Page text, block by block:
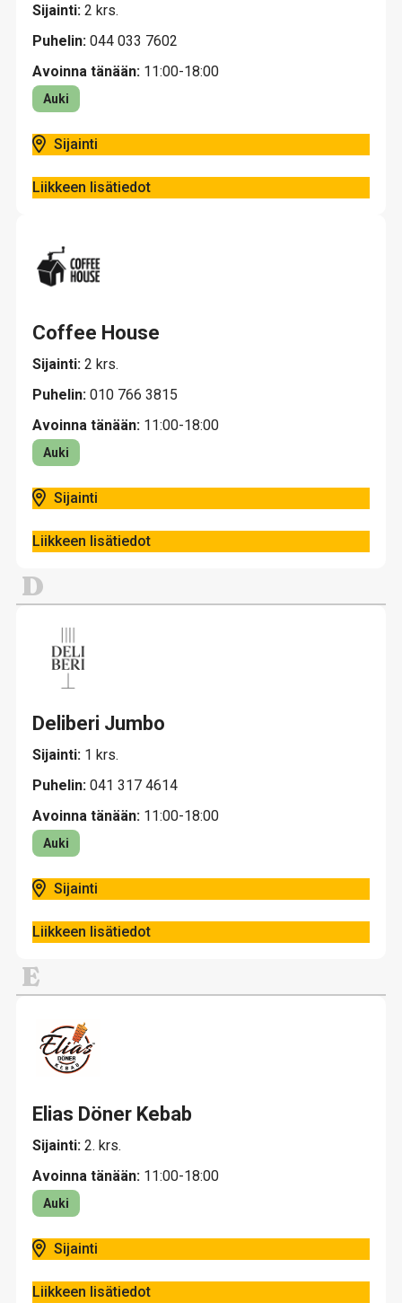
Sijainti: 2 krs.
Puhelin: 044 033 7602
Avoinna tänään: 11:00-18:00
Auki
Sijainti
Liikkeen lisätiedot
Coffee House
Sijainti: 2 krs.
Puhelin: 010 766 3815
Avoinna tänään: 11:00-18:00
Auki
Sijainti
Liikkeen lisätiedot
D
Deliberi Jumbo
Sijainti: 1 krs.
Puhelin: 041 317 4614
Avoinna tänään: 11:00-18:00
Auki
Sijainti
Liikkeen lisätiedot
E
Elias Döner Kebab
Sijainti: 2. krs.
Avoinna tänään: 11:00-18:00
Auki
Sijainti
Liikkeen lisätiedot